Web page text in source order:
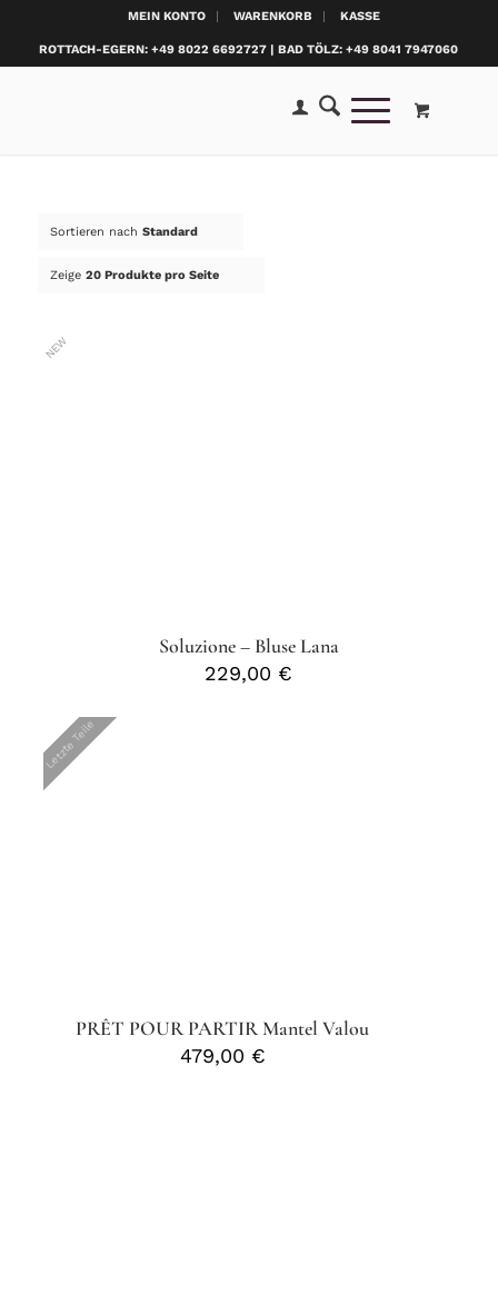
MEIN KONTO WARENKORB KASSE
ROTTACH-EGERN: +49 8022 6692727 | BAD TÖLZ: +49 8041 7947060
Sortieren nach Standard
Zeige 20 Produkte pro Seite
NEW
Soluzione – Bluse Lana
229,00 €
Letzte Teile
PRÊT POUR PARTIR Mantel Valou
479,00 €